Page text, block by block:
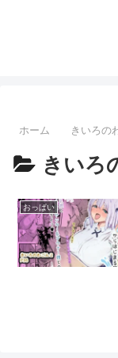
ホーム きいろの
きいろ
おっぱい